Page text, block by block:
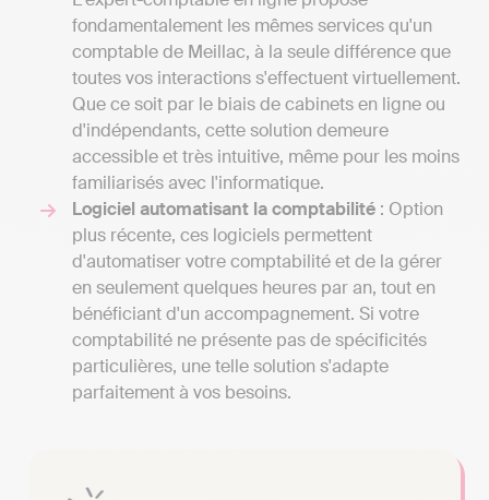
fondamentalement les mêmes services qu'un
comptable de Meillac, à la seule différence que
toutes vos interactions s'effectuent virtuellement.
Que ce soit par le biais de cabinets en ligne ou
d'indépendants, cette solution demeure
accessible et très intuitive, même pour les moins
familiarisés avec l'informatique.
Logiciel automatisant la comptabilité : Option
plus récente, ces logiciels permettent
d'automatiser votre comptabilité et de la gérer
en seulement quelques heures par an, tout en
bénéficiant d'un accompagnement. Si votre
comptabilité ne présente pas de spécificités
particulières, une telle solution s'adapte
parfaitement à vos besoins.